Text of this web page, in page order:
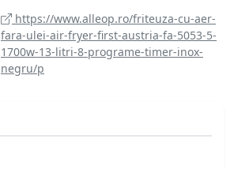
https://www.alleop.ro/friteuza-cu-aer-
fara-ulei-air-fryer-first-austria-fa-5053-5-
1700w-13-litri-8-programe-timer-inox-
negru/p